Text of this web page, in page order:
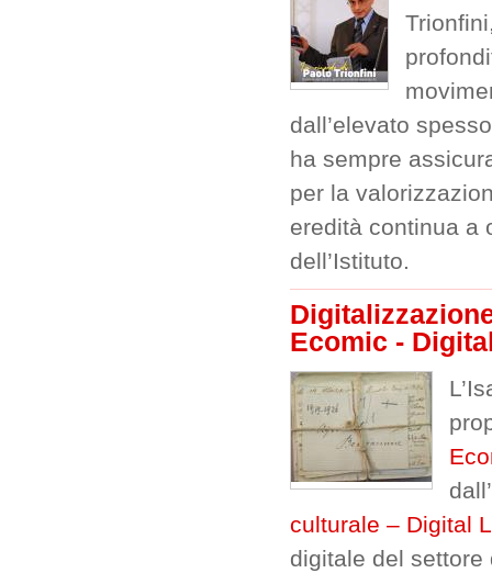
dall’elevato
ha sempre
per la
eredità continua a
dell’Istituto.
Ecomic -
dall’
culturale – Digital
digitale del